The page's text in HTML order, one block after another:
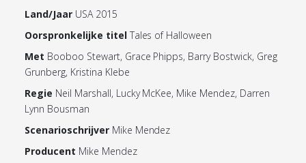
Land/Jaar USA 2015
Oorspronkelijke titel Tales of Halloween
Met Booboo Stewart, Grace Phipps, Barry Bostwick, Greg
Grunberg, Kristina Klebe
Regie Neil Marshall, Lucky McKee, Mike Mendez, Darren
Lynn Bousman
Scenarioschrijver Mike Mendez
Producent Mike Mendez